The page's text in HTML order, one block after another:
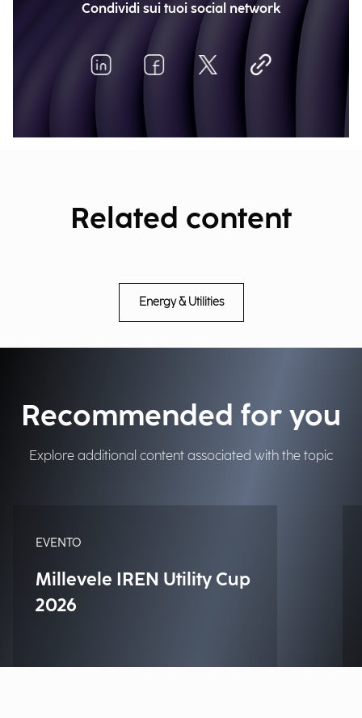
Condividi sui tuoi social network
Related content
Energy & Utilities
Recommended for you
Explore additional content associated with the topic
EVENTO
Millevele IREN Utility Cup
2026